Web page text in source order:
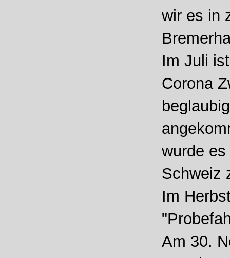
wir es in
Im Juli
Corona
wurde
Schweiz
Im
Am 30.